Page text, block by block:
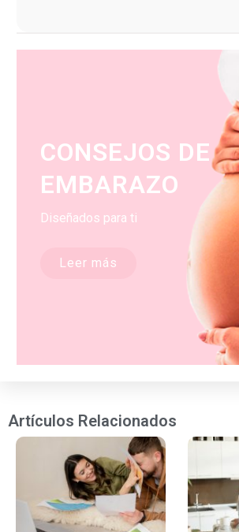
CONSEJOS DE
EMBARAZO
Diseñados para ti
Leer más
Artículos Relacionados